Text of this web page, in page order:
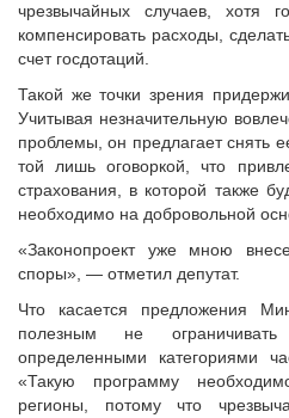
чрезвычайных случаев, хотя
компенсировать расходы,
счет госдотаций.
Такой же точки зрения
Учитывая незначительную
проблемы, он предлагает снять
той лишь оговоркой, что
страхования, в которой также
необходимо на добровольной
«Законопроект уже мною
споры», — отметил депутат.
Что касается предложения
полезным не ограничивать
определенными категориями
«Такую программу
регионы, потому что